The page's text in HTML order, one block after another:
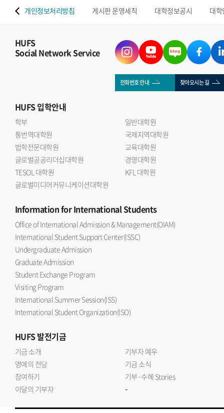
개인정보처리방침 게시판 운영세칙 대학정보공시 대
HUFS
Social Network Service
전화번호 안내 찾아오시는 길
HUFS입학안내
학부
일반대학원
통번역대학원
국제지역대학원
법학전문대학원
교육대학원
글로벌공공리더십대학원
경영대학원
TESOL 대학원
KFL 대학원
글로벌미디어커뮤니케이션대학원
Informationfor International Students
Office of International Admission & Management(OIAM)
International Student Support Center(ISSC)
Undergraduate Admission
Graduate Admission
Student Exchange Program
Visiting Program
International Summer Session(ISS)
International Student Organization(ISO)
HUFS발전기금
기금 소개
기부자 예우
명예의 전당
기금 소식
참여하기
기부·수혜 Stories
이달의 기부자
-